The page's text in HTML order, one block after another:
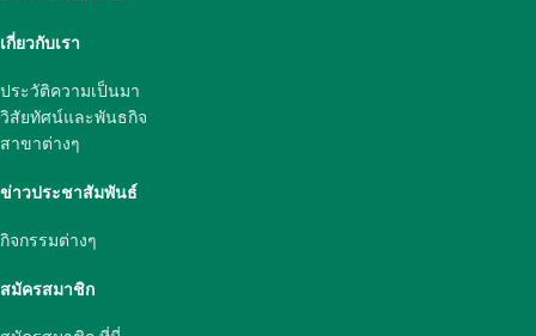
เกี่ยวกับเรา
ประวัติความเป็นมา
วิสัยทัศน์และพันธกิจ
สาขาต่างๆ
ข่าวประชาสัมพันธ์
กิจกรรมต่างๆ
สมัครสมาชิก